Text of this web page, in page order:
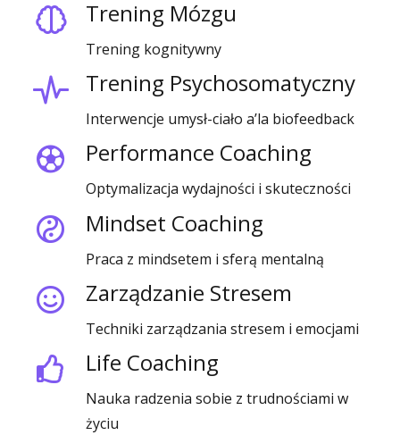
Trening Mózgu
Trening kognitywny
Trening Psychosomatyczny
Interwencje umysł-ciało a’la biofeedback
Performance Coaching
Optymalizacja wydajności i skuteczności
Mindset Coaching
Praca z mindsetem i sferą mentalną
Zarządzanie Stresem
Techniki zarządzania stresem i emocjami
Life Coaching
Nauka radzenia sobie z trudnościami w
życiu